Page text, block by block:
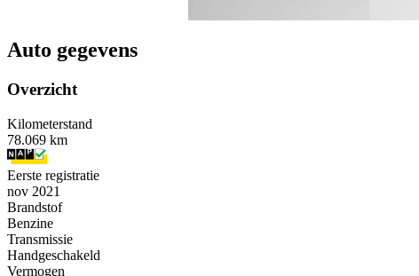
Auto gegevens
Overzicht
Kilometerstand
78.069 km
Eerste registratie
nov 2021
Brandstof
Benzine
Transmissie
Handgeschakeld
Vermogen